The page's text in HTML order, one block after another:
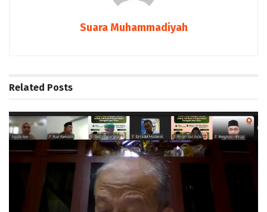
Suara Muhammadiyah
Related Posts